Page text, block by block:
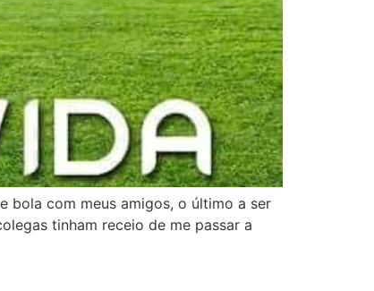
bola com meus amigos, o último a ser
tinham receio de me passar a